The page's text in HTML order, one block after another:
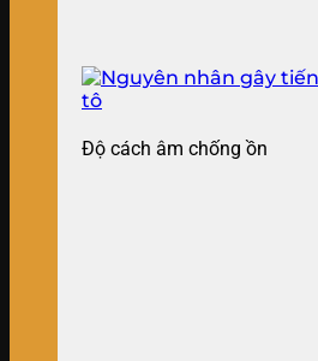
Độ cách âm chống ồn